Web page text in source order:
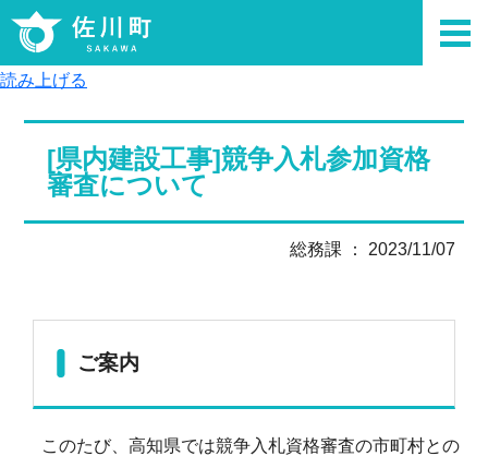
読み上げる
[県内建設工事]競争入札参加資格
審査について
総務課 ： 2023/11/07
ご案内
このたび、高知県では競争入札資格審査の市町村との